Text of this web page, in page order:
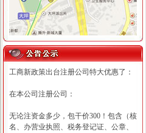
工商新政策出台注册公司特大优惠了：
在本公司注册公司：
无论注资金多少，包干价300！包含（核
名、办营业执照、税务登记证、公章、